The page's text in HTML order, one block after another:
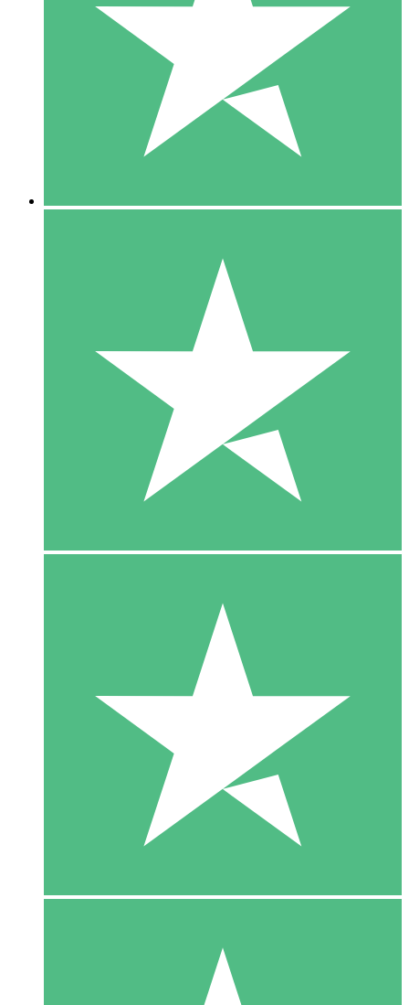
Paga a consumo con crediti di download. Nessun impegno
1 Download
10
US$1500
10 Download
20